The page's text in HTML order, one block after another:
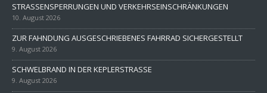
STRASSENSPERRUNGEN UND VERKEHRSEINSCHRÄNKUNGEN
10. August 2026
ZUR FAHNDUNG AUSGESCHRIEBENES FAHRRAD SICHERGESTELLT
9. August 2026
SCHWELBRAND IN DER KEPLERSTRASSE
9. August 2026